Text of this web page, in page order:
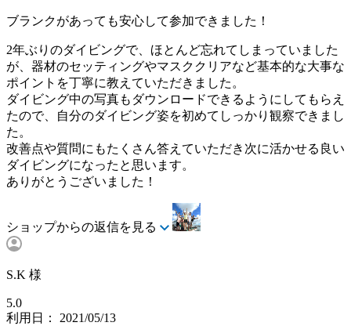
ブランクがあっても安心して参加できました！
2年ぶりのダイビングで、ほとんど忘れてしまっていました
が、器材のセッティングやマスククリアなど基本的な大事な
ポイントを丁寧に教えていただきました。
ダイビング中の写真もダウンロードできるようにしてもらえ
たので、自分のダイビング姿を初めてしっかり観察できまし
た。
改善点や質問にもたくさん答えていただき次に活かせる良い
ダイビングになったと思います。
ありがとうございました！
ショップからの返信を見る
S.K 様
5.0
利用日： 2021/05/13